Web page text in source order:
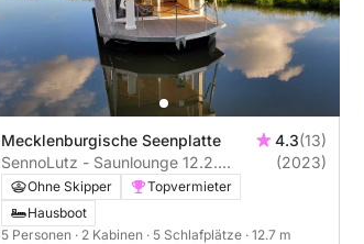
Mecklenburgische Seenplatte 4.3(13)
SennoLutz - Saunlounge 12.2.
Führerscheinfrei (Charterschein)
(2023)
Ohne Skipper
Topvermieter
Hausboot
5 Personen · 2 Kabinen · 5 Schlafplätze · 12.7 m